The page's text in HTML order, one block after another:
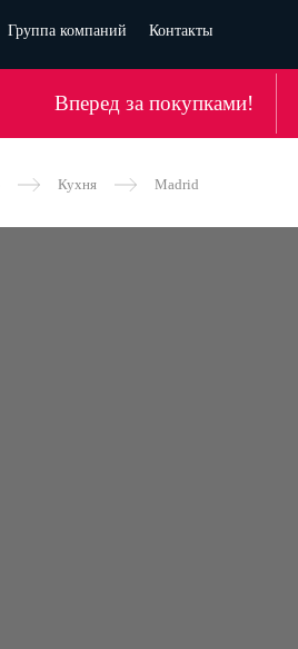
Группа компаний Контакты
Вперед за покупками!
Кухня Madrid